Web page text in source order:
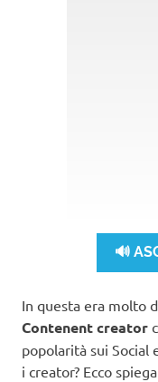
🔊
In questa era molto
Contenent creator
popolarità sui Social
i creator? Ecco